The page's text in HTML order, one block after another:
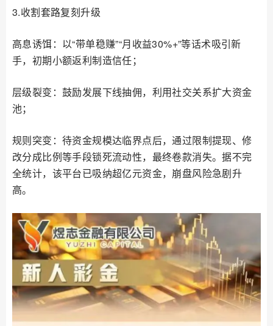
3.收割套路复刻升级
高息诱饵：以“带单稳赚”“月收益30%+”等话术吸引新
手，初期小额返利制造信任；
层级裂变：鼓励发展下线抽佣，利用社交关系扩大资金
池；
规则突变：待资金规模达临界点后，通过限制提现、修
改分成比例等手段锁死流动性，最终卷款消失。据不完
全统计，该平台已吸纳超亿元资金，崩盘风险急剧升
高。